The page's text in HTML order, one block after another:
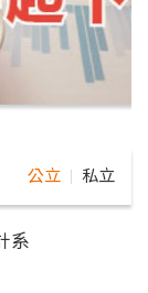
公立 私立
系